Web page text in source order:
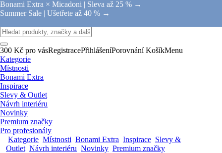
Bonami Extra × Micadoni | Sleva až 25 % →
Summer Sale | Ušetřete až 40 % →
300 Kč pro vásRegistracePřihlášeníPorovnání KošíkMenu
Kategorie
Místnosti
Bonami Extra
Inspirace
Slevy & Outlet
Návrh interiéru
Novinky
Premium značky
Pro profesionály
Kategorie Místnosti Bonami Extra Inspirace Slevy &
Outlet Návrh interiéru Novinky Premium značky